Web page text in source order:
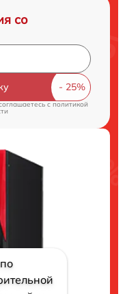
со
cполитикой